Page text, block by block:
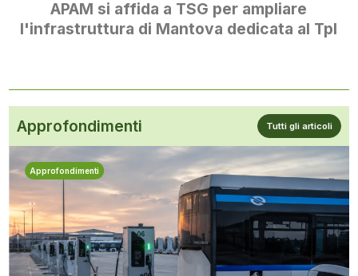
APAM si affida a TSG per ampliare
l'infrastruttura di Mantova dedicata al Tpl
Approfondimenti Tutti gli articoli
Approfondimenti